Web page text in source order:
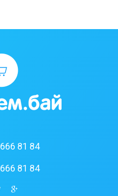
666 81 84
666 81 84